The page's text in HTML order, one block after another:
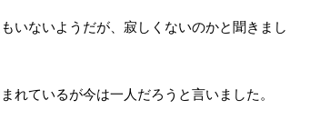
いないようだが、寂しくないのかと聞きまし
れているが今は一人だろうと言いました。